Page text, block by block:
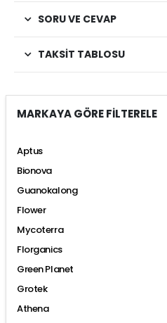
SORU VE CEVAP
TAKSIT TABLOSU
MARKAYA GÖRE FİLTERELE
Aptus
Bionova
Guanokalong
Flower
Mycoterra
Florganics
Green Planet
Grotek
Athena